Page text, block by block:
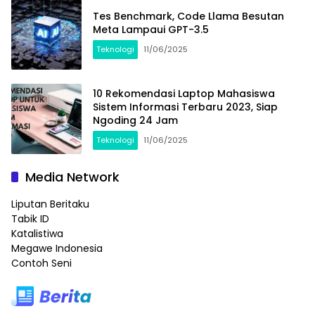
Tes Benchmark, Code Llama Besutan
Meta Lampaui GPT-3.5
Teknologi 11/06/2025
10 Rekomendasi Laptop Mahasiswa
Sistem Informasi Terbaru 2023, Siap
Ngoding 24 Jam
Teknologi 11/06/2025
Media Network
Liputan Beritaku
Tabik ID
Katalistiwa
Megawe Indonesia
Contoh Seni